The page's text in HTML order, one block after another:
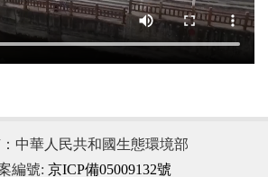
中華人民共和國生態環境部
編號: 京ICP備05009132號